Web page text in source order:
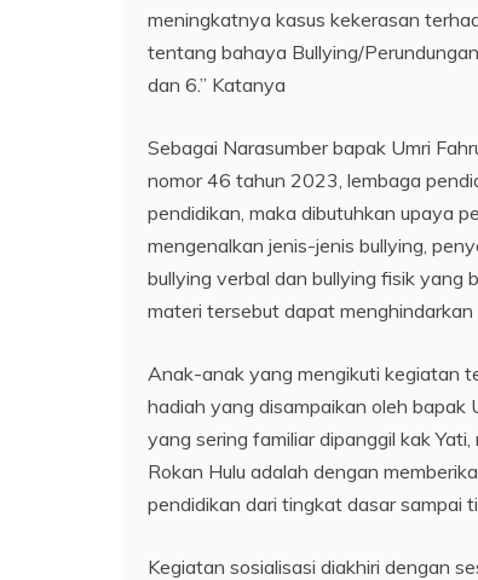
meningkatnya kasus kekerasan
tentang bahaya Bullying/
dan 6.” Katanya
Sebagai Narasumber bapak Umri
nomor 46 tahun 2023, lembaga
pendidikan, maka dibutuhkan upaya
mengenalkan jenis-jenis bullying,
bullying verbal dan bullying fisik yang
materi tersebut dapat menghindarkan
Anak-anak yang mengikuti kegiatan
hadiah yang disampaikan oleh bapak
yang sering familiar dipanggil kak
Rokan Hulu adalah dengan
pendidikan dari tingkat dasar sampai
Kegiatan sosialisasi diakhiri dengan